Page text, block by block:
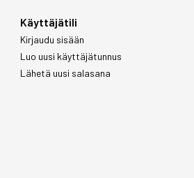
Käyttäjätili
Kirjaudu sisään
Luo uusi käyttäjätunnus
Lähetä uusi salasana